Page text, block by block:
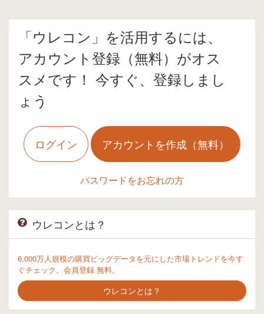
「ウレコン」を活用するには、
アカウント登録（無料）がオス
スメです！ 今すぐ、登録しまし
ょう
ログイン アカウントを作成（無料）
パスワードをお忘れの方
ウレコンとは？
6,000万人規模の購買ビッグデータを元にした市場トレンドを今す
ぐチェック。会員登録 無料。
ウレコンとは？